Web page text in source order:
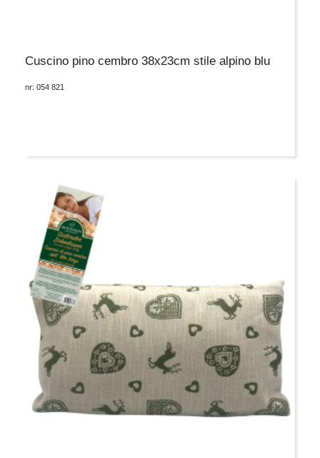
Cuscino pino cembro 38x23cm stile alpino blu
nr: 054 821